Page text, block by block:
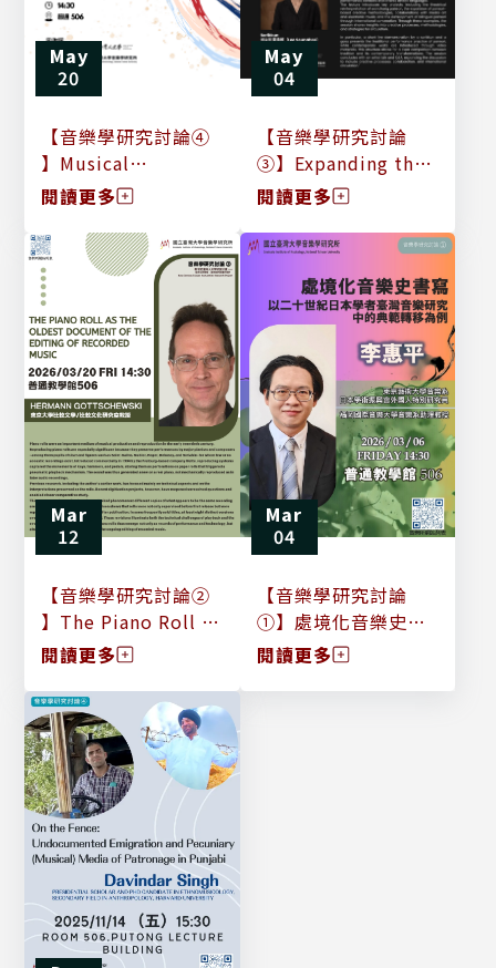
May
20
【音樂學研究討論④
】Musical
Appearnace in
閱讀更多
May
04
【音樂學研究討論
③】Expanding the
Boundaries of
Contemporary
閱讀更多
Mar
12
【音樂學研究討論②
】The Piano Roll as
the Oldest
Editing of
Recorded Music
閱讀更多
Mar
04
【音樂學研究討論
①】處境化音樂史書
寫： 以二十世紀日本
閱讀更多